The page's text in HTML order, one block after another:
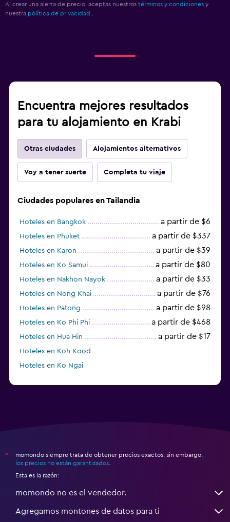
Al crear una alerta de precio, aceptas nuestros términos y condiciones y
nuestra política de privacidad.
Encuentra mejores resultados
para tu alojamiento en Krabi
Otras ciudades Alojamientos alternativos
Voy a tener suerte Completa tu viaje
Ciudades populares en Tailandia
Hoteles en Bangkok a partir de $6
Hoteles en Phuket a partir de $337
Hoteles en Karon a partir de $39
Hoteles en Ko Samui a partir de $80
Hoteles en Nakhon Nayok a partir de $33
Hoteles en Nong Khai a partir de $76
Hoteles en Patong a partir de $98
Hoteles en Ko Phi Phi a partir de $468
Hoteles en Hua Hin a partir de $17
Hoteles en Koh Kood
Hoteles en Ko Ngai
*
momondo siempre trata de obtener precios exactos, sin embargo,
los precios no están garantizados
Esta es la razón:
momondo no es el vendedor.
Agregamos montones de datos para ti